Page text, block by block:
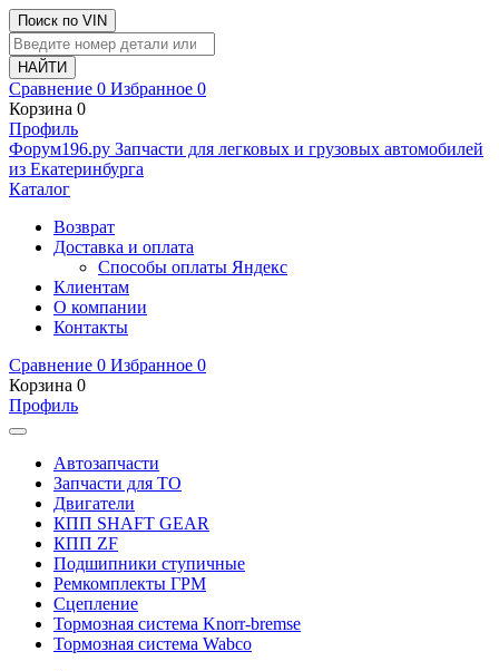
Поиск по VIN
Сравнение 0 Избранное 0
Корзина 0
Профиль
Фoрум196.ру Запчасти для легковых и грузовых автомобилей
из Екатеринбурга
Каталог
Возврат
Доставка и оплата
Способы оплаты Яндекс
Клиентам
О компании
Контакты
Сравнение 0 Избранное 0
Корзина 0
Профиль
Автозапчасти
Запчасти для ТО
Двигатели
КПП SHAFT GEAR
КПП ZF
Подшипники ступичные
Ремкомплекты ГРМ
Сцепление
Тормозная система Knorr-bremse
Тормозная система Wabco